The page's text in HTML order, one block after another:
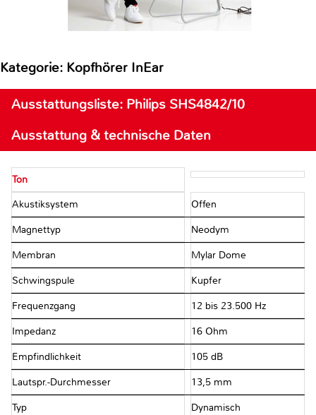
Kategorie: Kopfhörer InEar
Ausstattungsliste: Philips SHS4842/10
Ausstattung & technische Daten
Ton
Akustiksystem Offen
Magnettyp Neodym
Membran Mylar Dome
Schwingspule Kupfer
Frequenzgang 12 bis 23.500 Hz
Impedanz 16 Ohm
Empfindlichkeit 105 dB
Lautspr.-Durchmesser 13,5 mm
Typ Dynamisch